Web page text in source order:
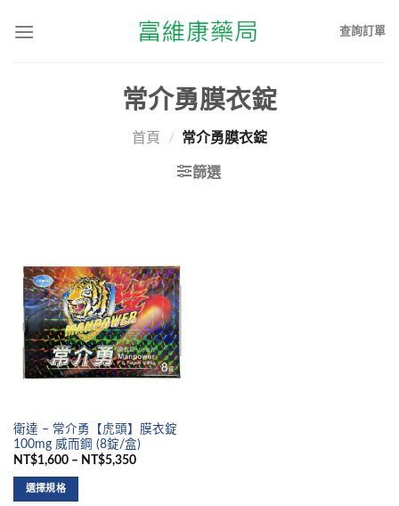
查詢訂單
常介勇膜衣錠
首頁 / 常介勇膜衣錠
篩選
衛達 – 常介勇【虎頭】膜衣錠
100mg 威而鋼 (8錠/盒)
NT$1,600 – NT$5,350
選擇規格